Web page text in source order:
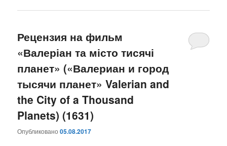
Рецензия на фильм
«Валеріан та місто тисячі
планет» («Валериан и город
тысячи планет» Valerian and
the City of a Thousand
Planets) (1631)
Опубликовано05.08.2017